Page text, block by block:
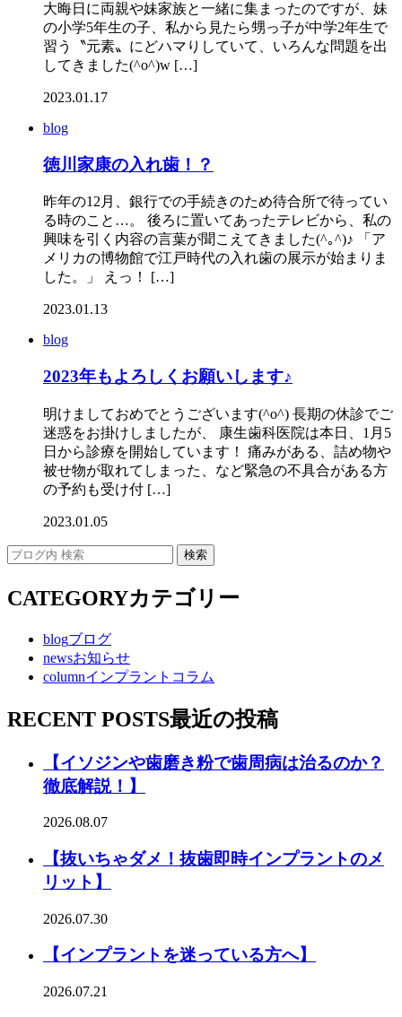
大晦日に両親や妹家族と一緒に集まったのですが、妹
の小学5年生の子、私から見たら甥っ子が中学2年生で
習う〝元素〟にどハマりしていて、いろんな問題を出
してきました(^o^)w […]
2023.01.17
blog
徳川家康の入れ歯！？
昨年の12月、銀行での手続きのため待合所で待ってい
る時のこと…。 後ろに置いてあったテレビから、私の
興味を引く内容の言葉が聞こえてきました(^｡^)♪ 「ア
メリカの博物館で江戸時代の入れ歯の展示が始まりま
した。」 えっ！ […]
2023.01.13
blog
2023年もよろしくお願いします♪
明けましておめでとうございます(^o^) 長期の休診でご
迷惑をお掛けしましたが、 康生歯科医院は本日、1月5
日から診療を開始しています！ 痛みがある、詰め物や
被せ物が取れてしまった、など緊急の不具合がある方
の予約も受け付 […]
2023.01.05
CATEGORYカテゴリー
blogブログ
newsお知らせ
columnインプラントコラム
RECENT POSTS最近の投稿
【イソジンや歯磨き粉で歯周病は治るのか？
徹底解説！】
2026.08.07
【抜いちゃダメ！抜歯即時インプラントのメ
リット】
2026.07.30
【インプラントを迷っている方へ】
2026.07.21